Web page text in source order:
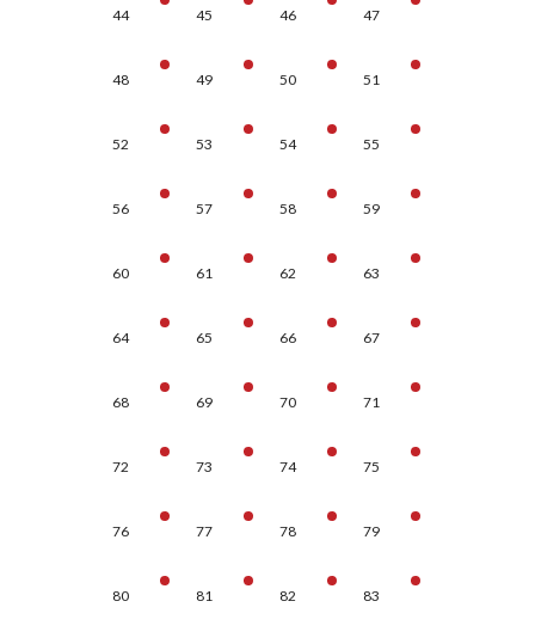
44 45 46 47
48 49 50 51
52 53 54 55
56 57 58 59
60 61 62 63
64 65 66 67
68 69 70 71
72 73 74 75
76 77 78 79
80 81 82 83